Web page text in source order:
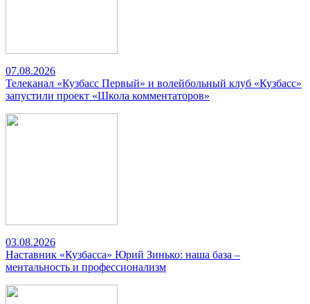
07.08.2026
Телеканал «Кузбасс Первый» и волейбольный клуб «Кузбасс»
запустили проект «Школа комментаторов»
03.08.2026
Наставник «Кузбасса» Юрий Зинько: наша база –
ментальность и профессионализм